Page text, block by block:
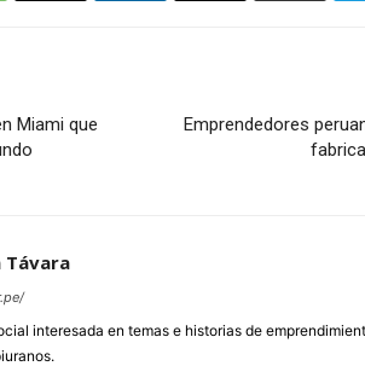
Miami que
Emprendedores
Távara
interesada en temas e historias de